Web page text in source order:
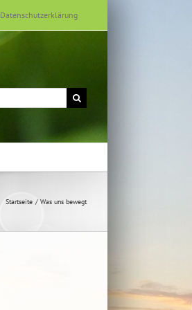
Datenschutzerklärung
Startseite Was uns bewegt